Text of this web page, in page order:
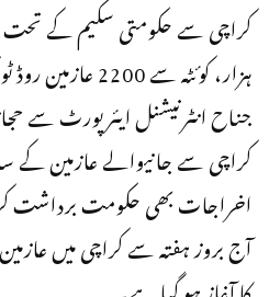
ہزار، کوئٹہ سے
جناح انٹرنیشنل ایئرپورٹ سے
کراچی سے جانیوالے عازمین کے
اخراجات بھی حکومت برداشت
آج بروز ہفتہ سے کراچی میں